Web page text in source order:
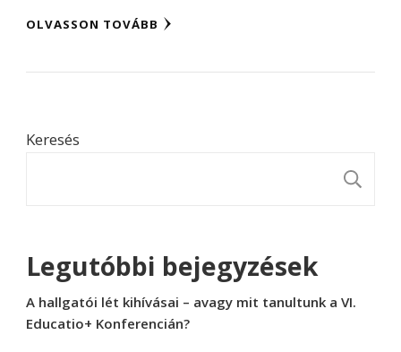
OLVASSON TOVÁBB
Keresés
Legutóbbi bejegyzések
A hallgatói lét kihívásai – avagy mit tanultunk a VI.
Educatio+ Konferencián?